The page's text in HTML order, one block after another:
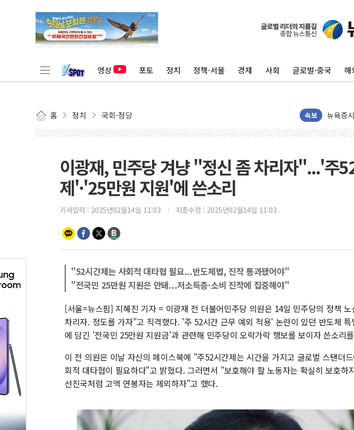
영상 포토 정치 정책·서울 경제 사회 글로벌·중국 해
홈 정치 국회·정당 속보
유럽증
리투아
뉴욕증
김정관
청와대,
금값 7
러, 1인
[베트남
'월가
양주
김정
해군 1
[3보] 북
우크
구미 폐
이광재, 민주당 겨냥 "정신 좀 차리자"...'주
제'·'25만원 지원'에 쓴소리
기사입력 : 2025년02월14일 11:03 최종수정 : 2025년02월14일 11:03
"52시간제는 사회적 대타협 필요...반도체법, 진작 통과됐어야"
"전국민 25만원 지원은 안돼...저소득층·소비 진작에 집중해야"
[서울=뉴스핌] 지혜진 기자 = 이광재 전 더불어민주당 의원은 14일 민주당의 정책
차리자. 정도를 가자"고 직격했다. '주 52시간 근무 예외 적용' 논란이 있던 반도체
에 담긴 '전국민 25만원 지원금'과 관련해 민주당이 오락가락 행보를 보이자 쓴소리
이 전 의원은 이날 자신의 페이스북에 "주52시간제는 시간을 가지고 글로벌 스탠더
회적 대타협이 필요하다"고 밝혔다. 그러면서 "보호해야 할 노동자는 확실히 보호하
선진국처럼 고액 연봉자는 제외하자"고 했다.